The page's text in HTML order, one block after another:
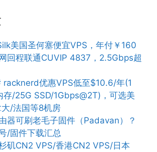
美国圣何塞便宜VPS，年付￥160
回程联通CUVIP 4837，2.5Gbps超
racknerd优惠VPS低至$10.6/年(1
存/25G SSD/1Gbps@2T)，可选美
/法国等8机房
器可刷老毛子固件（Padavan）？
/固件下载汇总
矶CN2 VPS/香港CN2 VPS/日本